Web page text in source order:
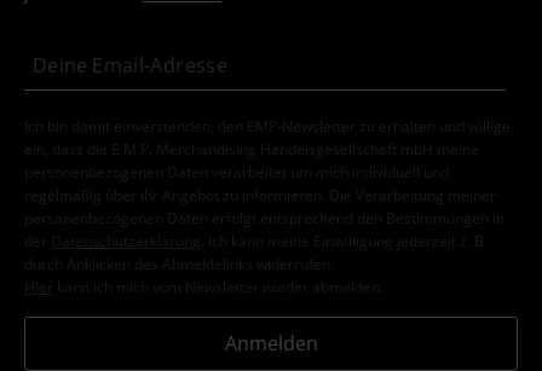
Ich bin damit einverstanden, den EMP-Newsletter zu erhalten und willige
ein, dass die E.M.P. Merchandising Handelsgesellschaft mbH meine
personenbezogenen Daten verarbeitet um mich individuell und
regelmäßig über ihr Angebot zu informieren. Die Verarbeitung meiner
personenbezogenen Daten erfolgt entsprechend den Bestimmungen in
der
Datenschutzerklärung
. Ich kann meine Einwilligung jederzeit z. B.
durch Anklicken des Abmeldelinks widerrufen.
Hier kann ich mich vom Newsletter wieder abmelden.
Anmelden